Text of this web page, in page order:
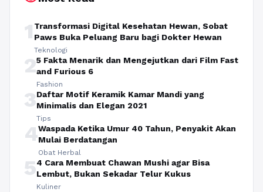
1 Transformasi Digital Kesehatan Hewan, Sobat
Paws Buka Peluang Baru bagi Dokter Hewan
Teknologi
25 Fakta Menarik dan Mengejutkan dari Film Fast
and Furious 6
Fashion
3Daftar Motif Keramik Kamar Mandi yang
Minimalis dan Elegan 2021
Tips
4Waspada Ketika Umur 40 Tahun, Penyakit Akan
Mulai Berdatangan
Obat Herbal
54 Cara Membuat Chawan Mushi agar Bisa
Lembut, Bukan Sekadar Telur Kukus
Kuliner